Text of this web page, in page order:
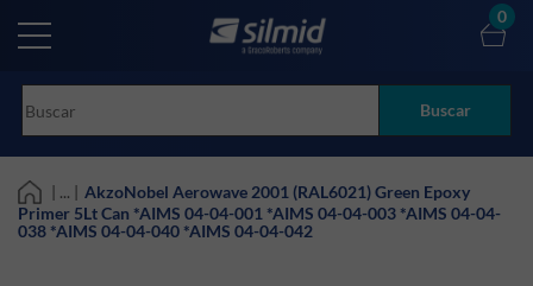
main
Buscar
0
| ... | AkzoNobel Aerowave 2001 (RAL6021) Green Epoxy
Primer 5Lt Can *AIMS 04-04-001 *AIMS 04-04-003 *AIMS 04-04-
038 *AIMS 04-04-040 *AIMS 04-04-042